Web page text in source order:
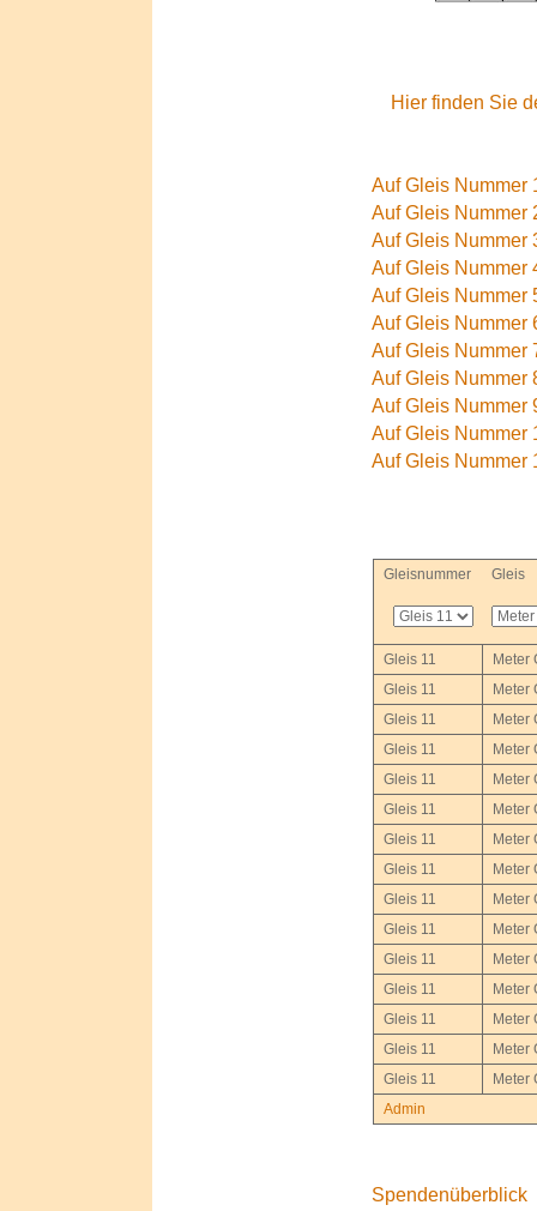
Hier finden Sie
Auf Gleis Nummer
Auf Gleis Nummer
Auf Gleis Nummer
Auf Gleis Nummer
Auf Gleis Nummer
Auf Gleis Nummer
Auf Gleis Nummer
Auf Gleis Nummer
Auf Gleis Nummer
Auf Gleis Nummer
Auf Gleis Nummer
Gleisnummer Gleis
Gleis 11
Meter
Gleis 11
Meter
Gleis 11
Meter
Gleis 11
Meter
Gleis 11
Meter
Gleis 11
Meter
Gleis 11
Meter
Gleis 11
Meter
Gleis 11
Meter
Gleis 11
Meter
Gleis 11
Meter
Gleis 11
Meter
Gleis 11
Meter
Gleis 11
Meter
Gleis 11
Meter
Admin
Spendenüberblick